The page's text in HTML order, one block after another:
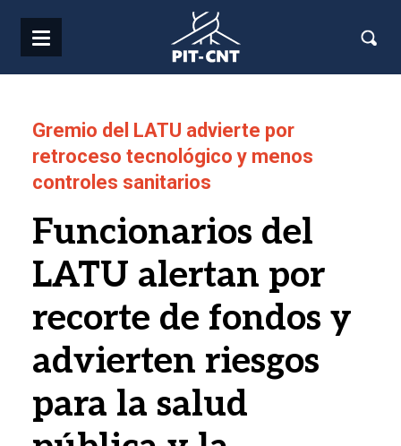
Gremio del LATU advierte por
retroceso tecnológico y menos
controles sanitarios
Funcionarios del
LATU alertan por
recorte de fondos y
advierten riesgos
para la salud